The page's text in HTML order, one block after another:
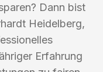
Dann bist
Heidelberg,
Erfahrung